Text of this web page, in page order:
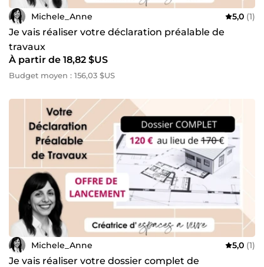
Michele_Anne 5,0 (1)
Je vais réaliser votre déclaration préalable de
travaux
À partir de 18,82 $US
Budget moyen : 156,03 $US
Michele_Anne 5,0 (1)
Je vais réaliser votre dossier complet de